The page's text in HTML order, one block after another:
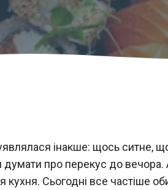
інакше: щось ситне,
думати про перекус до вечора.
кухня. Сьогодні все частіше